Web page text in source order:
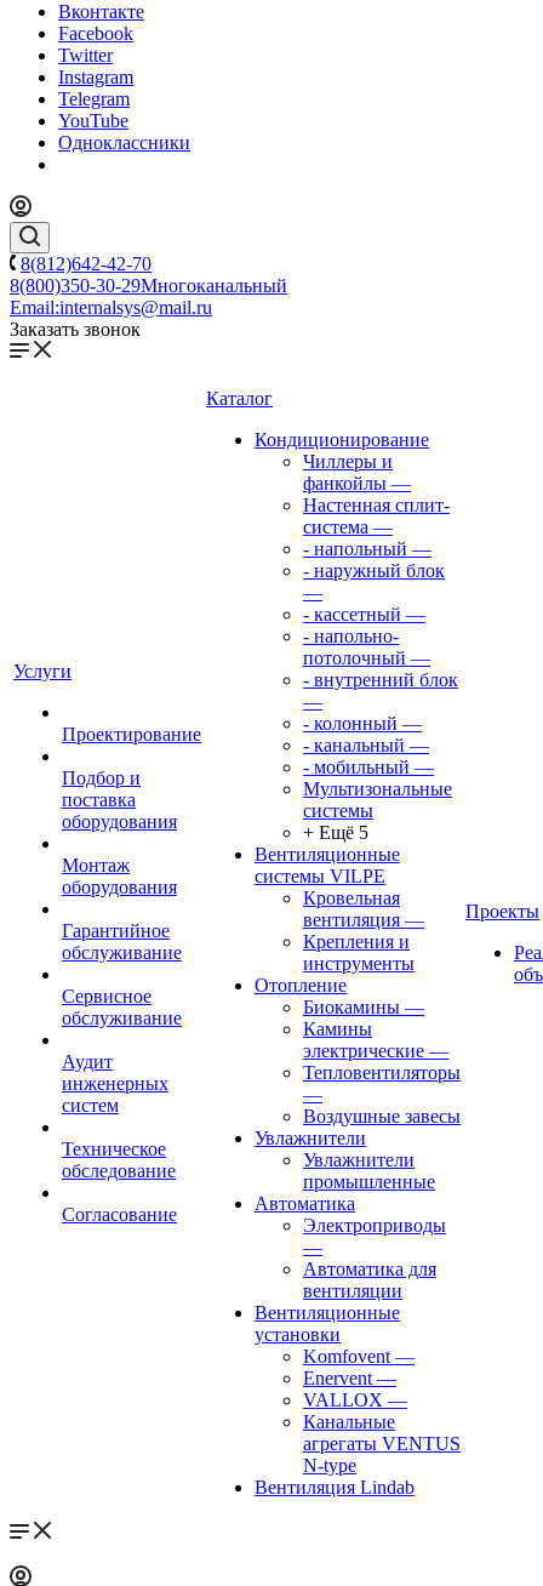
Вконтакте
Facebook
Twitter
Instagram
Telegram
YouTube
Одноклассники
8(812)642-42-70
8(800)350-30-29Многоканальный
Email:internalsys@mail.ru
Заказать звонок
Услуги
Проектирование
Подбор и
поставка
оборудования
Монтаж
оборудования
Гарантийное
обслуживание
Сервисное
обслуживание
Аудит
инженерных
систем
Техническое
обследование
Согласование
Каталог
Кондиционирование
Чиллеры и
фанкойлы —
Настенная сплит-
система —
- напольный —
- наружный блок
—
- кассетный —
- напольно-
потолочный —
- внутренний блок
—
- колонный —
- канальный —
- мобильный —
Мультизональные
системы
+ Ещё 5
Вентиляционные
системы VILPE
Кровельная
вентиляция —
Крепления и
инструменты
Отопление
Биокамины —
Камины
электрические —
Тепловентиляторы
—
Воздушные завесы
Увлажнители
Увлажнители
промышленные
Автоматика
Электроприводы
—
Автоматика для
вентиляции
Вентиляционные
установки
Komfovent —
Enervent —
VALLOX —
Канальные
агрегаты VENTUS
N-type
Вентиляция Lindab
Проекты